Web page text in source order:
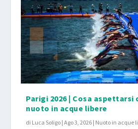
Parigi 2026 | Cosa aspettarsi
nuoto in acque libere
di Luca Soligo |Ago 3, 2026 | Nuoto in acque